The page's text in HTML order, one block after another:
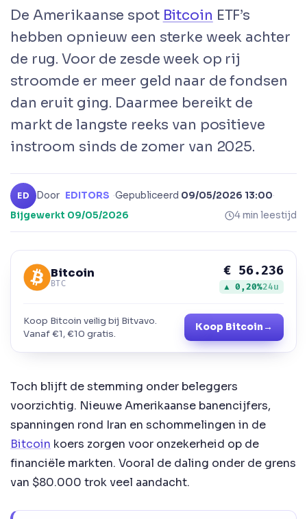
De Amerikaanse spot Bitcoin ETF’s
hebben opnieuw een sterke week achter
de rug. Voor de zesde week op rij
stroomde er meer geld naar de fondsen
dan eruit ging. Daarmee bereikt de
markt de langste reeks van positieve
instroom sinds de zomer van 2025.
ED Door EDITORS ·Gepubliceerd 09/05/2026 13:00·
Bijgewerkt 09/05/2026 4 min leestijd
Bitcoin
BTC
€ 56.236
▲ 0,20%24u
Koop Bitcoin veilig bij Bitvavo.
Vanaf €1, €10 gratis.
Koop Bitcoin→
Toch blijft de stemming onder beleggers
voorzichtig. Nieuwe Amerikaanse banencijfers,
spanningen rond Iran en schommelingen in de
Bitcoin koers zorgen voor onzekerheid op de
financiële markten. Vooral de daling onder de grens
van $80.000 trok veel aandacht.